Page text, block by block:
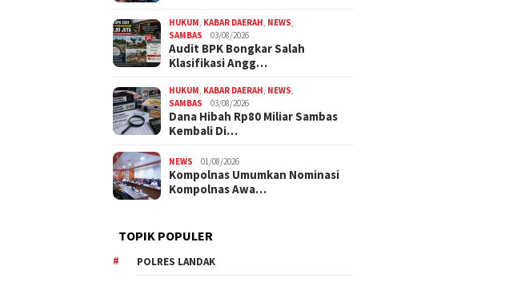
HUKUM KABAR DAERAH NEWS
SAMBAS
03/08/2026
Audit BPK Bongkar Salah
Klasifikasi Angg…
HUKUM KABAR DAERAH NEWS
SAMBAS
03/08/2026
Dana Hibah Rp80 Miliar Sambas
Kembali Di…
NEWS 01/08/2026
Kompolnas Umumkan Nominasi
Kompolnas Awa…
TOPIK POPULER
POLRES LANDAK